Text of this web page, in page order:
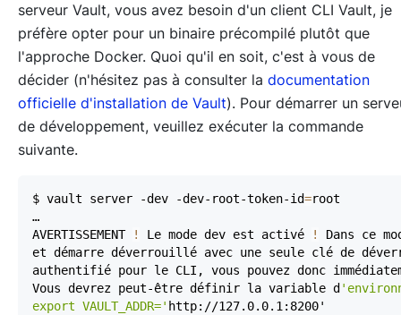
serveur Vault, vous avez besoin d'un client CLI Vault, je
préfère opter pour un binaire précompilé plutôt que
l'approche Docker. Quoi qu'il en soit, c'est à vous de
décider (n'hésitez pas à consulter la documentation
officielle d'installation de Vault). Pour démarrer un
de développement, veuillez exécuter la commande
suivante.
$ vault server -dev -dev-root-token-id=
AVERTISSEMENT
! Le mode dev est activé !
Vous devrez peut-être définir la variable d
export VAULT_ADDR='